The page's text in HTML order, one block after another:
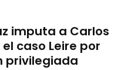
imputa a Carlos
caso Leire por
privilegiada